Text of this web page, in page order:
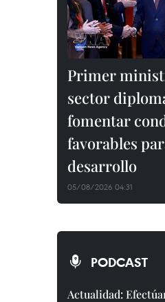
Primer
sector
fomentar
favorables
desarrollo
05/08/2026 04:31
PODCAST
Actualidad: